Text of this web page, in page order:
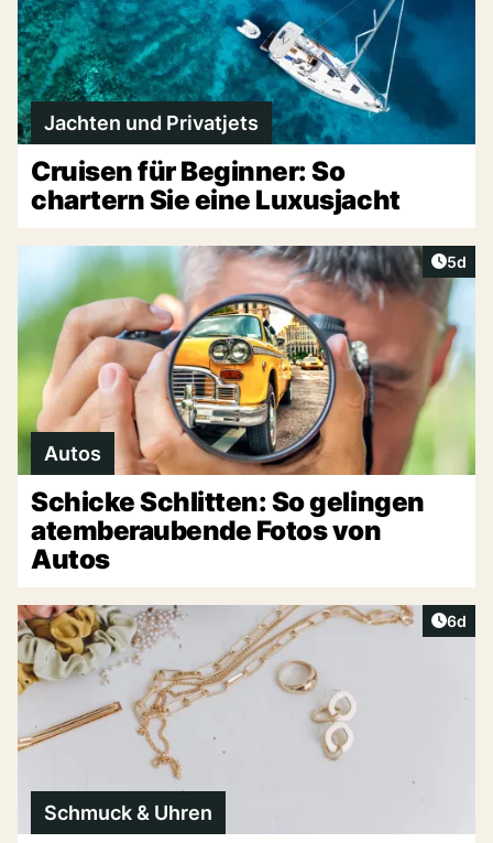
Jachten und Privatjets
Cruisen für Beginner: So
chartern Sie eine Luxusjacht
5d
Autos
Schicke Schlitten: So gelingen
atemberaubende Fotos von
Autos
6d
Schmuck & Uhren